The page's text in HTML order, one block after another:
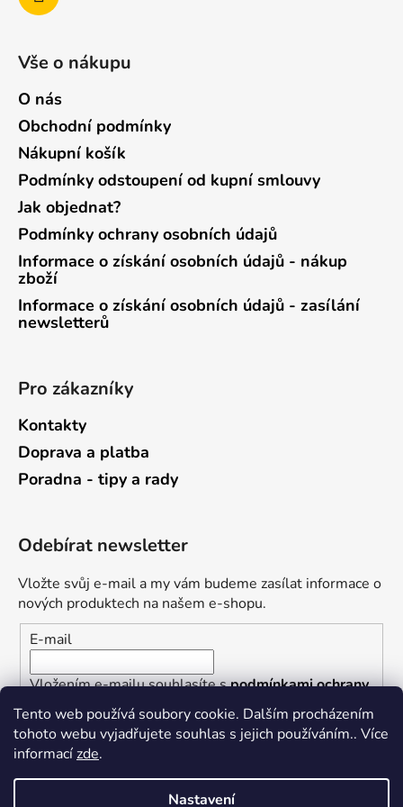
Tento web používá soubory cookie. Dalším procházením
tohoto webu vyjadřujete souhlas s jejich používáním.. Více
informacízde.
Nastavení
Vše o nákupu
O nás
Obchodní podmínky
Nákupní košík
Podmínky odstoupení od kupní smlouvy
Jak objednat?
Podmínky ochrany osobních údajů
Informace o získání osobních údajů - nákup
zboží
Informace o získání osobních údajů - zasílání
newsletterů
Pro zákazníky
Kontakty
Doprava a platba
Poradna - tipy a rady
Odebírat newsletter
Vložte svůj e-mail a my vám budeme zasílat informace o
nových produktech na našem e-shopu.
E-mail
Vložením e-mailu souhlasíte spodmínkami ochrany
osobních údajů
PŘIHLÁSIT SE